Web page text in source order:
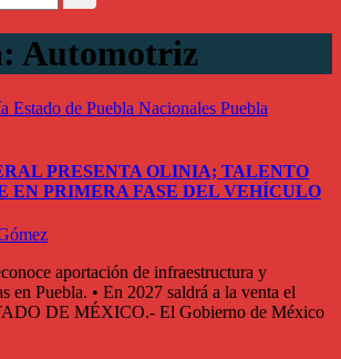
Automotriz
Estado de Puebla Nacionales Puebla
PRESENTA OLINIA; TALENTO
EN PRIMERA FASE DEL VEHÍCULO
aportación de infraestructura y
en Puebla. • En 2027 saldrá a la venta el
DE MÉXICO.- El Gobierno de México